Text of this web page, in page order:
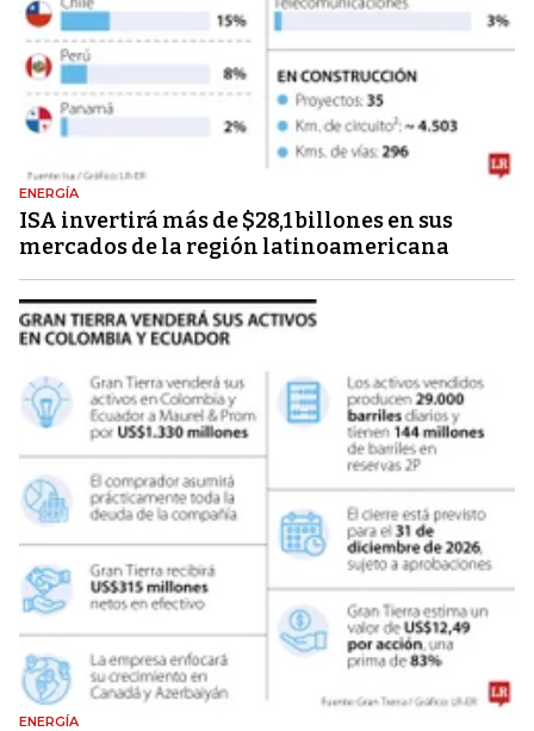
ENERGÍA
ISA invertirá más de $28,1 billones en sus
mercados de la región latinoamericana
ENERGÍA